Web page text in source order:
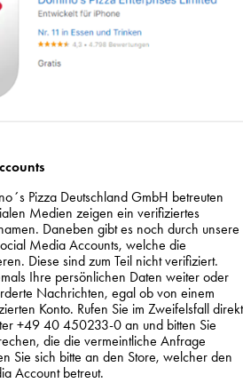
Pizza Deutschland GmbH betreuten
Medien zeigen ein verifiziertes
Daneben gibt es noch durch unsere
Media Accounts, welche die
Diese sind zum Teil nicht verifiziert.
Ihre persönlichen Daten weiter oder
Nachrichten, egal ob von einem
Konto. Rufen Sie im Zweifelsfall direkt
+49 40 450233-0 an und bitten Sie
die die vermeintliche Anfrage
Sie sich bitte an den Store, welcher den
Account betreut.